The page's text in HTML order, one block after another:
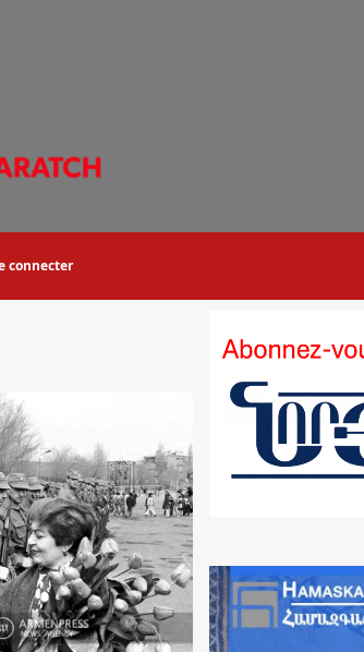
connecter